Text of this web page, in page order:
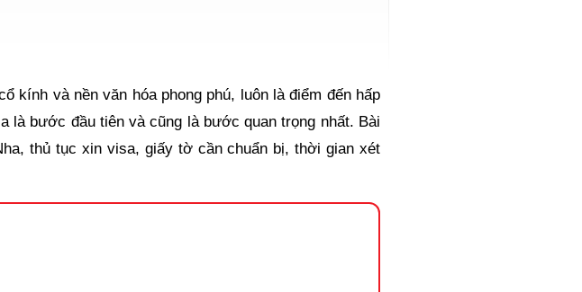
kính và nền văn hóa phong phú, luôn là điểm đến hấp
là bước đầu tiên và cũng là bước quan trọng nhất. Bài
thủ tục xin visa, giấy tờ cần chuẩn bị, thời gian xét